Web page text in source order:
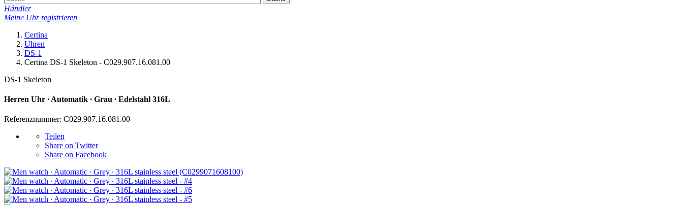
Händler
Meine Uhr registrieren
Certina
Uhren
DS-1
Certina DS-1 Skeleton - C029.907.16.081.00
DS-1 Skeleton
Herren Uhr ∙ Automatik ∙ Grau ∙ Edelstahl 316L
Referenznummer: C029.907.16.081.00
Teilen
Share on Twitter
Share on Facebook